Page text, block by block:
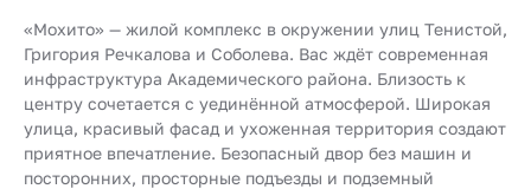
«Мохито» — жилой комплекс в окружении улиц Тенистой,
Григория Речкалова и Соболева. Вас ждёт современная
инфраструктура Академического района. Близость к
центру сочетается с уединённой атмосферой. Широкая
улица, красивый фасад и ухоженная территория создают
приятное впечатление. Безопасный двор без машин и
посторонних, просторные подъезды и подземный